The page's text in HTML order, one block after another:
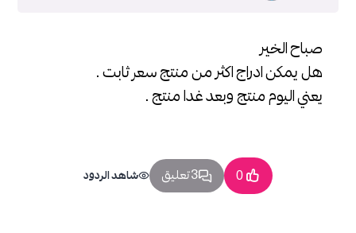
صباح الخير
هل يمكن ادراج اكثر من منتج سعر ثابت .
يعني اليوم منتج وبعد غدا منتج .
0 3 تعليق شاهد الردود